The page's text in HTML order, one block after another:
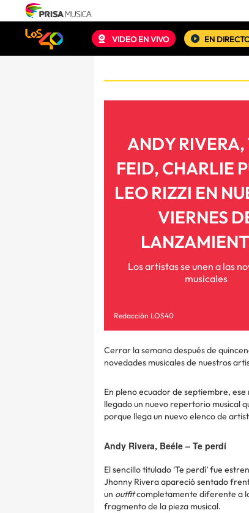
VIDEO EN VIVO EN
ANDY
FEID, CHARLIE
LEO RIZZI EN
VIERNES
Los artistas se unen a las
musicales
Redacción LOS40
Cerrar la semana después de
novedades musicales de nuestros
En pleno ecuador de septiembre,
llegado un nuevo repertorio musical
porque llega un nuevo elenco de
Andy Rivera, Beéle – Te perdí
El sencillo titulado ‘Te perdí’ fue
Jhonny Rivera apareció sentado
un outfitcompletamente diferente a
fragmento de la pieza musical.